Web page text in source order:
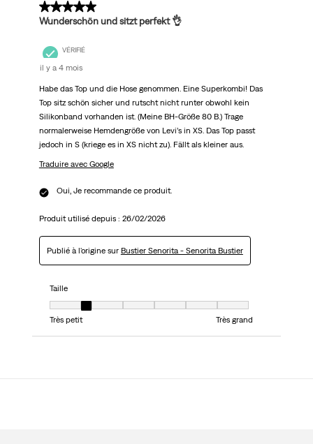
5 sur 5 étoiles.
Wunderschön und sitzt perfekt 👌
VÉRIFIÉ
il y a 4 mois
Habe das Top und die Hose genommen. Eine Superkombi! Das
Top sitz schön sicher und rutscht nicht runter obwohl kein
Silikonband vorhanden ist. (Meine BH-Größe 80 B.) Trage
normalerweise Hemdengröße von Levi’s in XS. Das Top passt
jedoch in S (kriege es in XS nicht zu). Fällt als kleiner aus.
Traduire avec Google
Oui, Je recommande ce produit.
Produit utilisé depuis : 26/02/2026
Publié à l'origine sur Bustier Senorita - Senorita Bustier
Taille
Taille, 2 sur 7, où 1 est égal à Très petit et 7 est égal à Très grand
Très petit
Très grand